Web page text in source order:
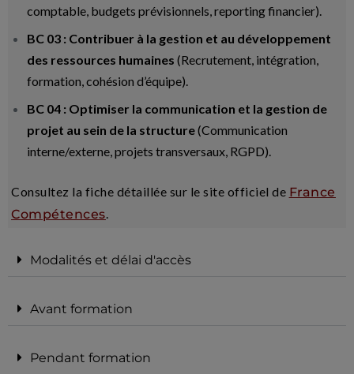
comptable, budgets prévisionnels, reporting financier).
BC 03 : Contribuer à la gestion et au développement
des ressources humaines (Recrutement, intégration,
formation, cohésion d’équipe).
BC 04 : Optimiser la communication et la gestion de
projet au sein de la structure(Communication
interne/externe, projets transversaux, RGPD).
Consultez la fiche détaillée sur le site officiel de France
Compétences.
Modalités et délai d'accès
Avant formation
Pendant formation